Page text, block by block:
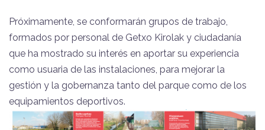
Próximamente, se conformarán grupos de trabajo,
formados por personal de Getxo Kirolak y ciudadanía
que ha mostrado su interés en aportar su experiencia
como usuaria de las instalaciones, para mejorar la
gestión y la gobernanza tanto del parque como de los
equipamientos deportivos.